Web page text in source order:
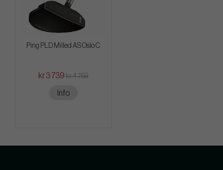
Ping PLD Milled AS Oslo C
kr.3 739 kr.4 759
Info